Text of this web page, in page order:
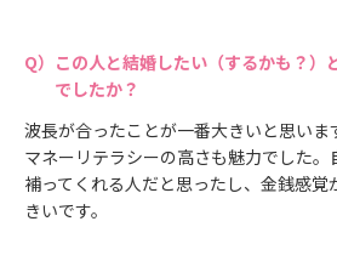
この人と結婚したい（するかも？）
でしたか？
波長が合ったことが一番大きいと思いま
マネーリテラシーの高さも魅力でした
補ってくれる人だと思ったし、金銭感
きいです。